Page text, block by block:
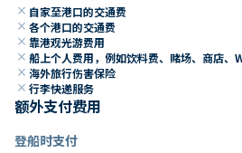
close 自家至港口的交通费
close 各个港口的交通费
close 靠港观光游费用
close 船上个人费用，例如饮料费、赌场、商店、
close 海外旅行伤害保险
close 行李快递服务
额外支付费用
登船时支付